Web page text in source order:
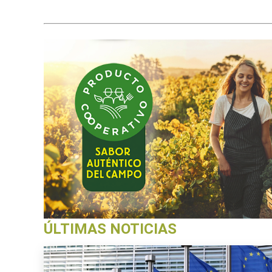
ÚLTIMAS NOTICIAS